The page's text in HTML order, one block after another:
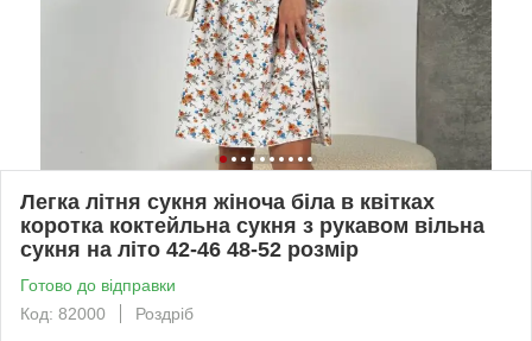
Легка літня сукня жіноча біла в квітках
коротка коктейльна сукня з рукавом вільна
сукня на літо 42-46 48-52 розмір
Готово до відправки
Код: 82000
Роздріб